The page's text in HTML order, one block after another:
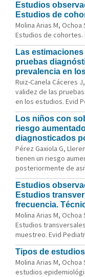
Estudios
Estudios de
Molina Arias M,
Estudios de cohortes.
Las
pruebas
prevalencia en
Ruiz-Canela Cáceres
validez de las
en los estudios. Evid
Los niños con
riesgo
diagnosticados
Pérez Gaxiola G,
tienen un riesgo
posteriormente de
Estudios
Estudios
frecuencia.
Molina Arias M,
Estudios
muestreo. Evid
Tipos de
Molina Arias M,
estudios